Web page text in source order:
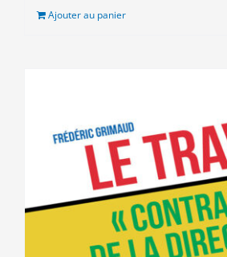
est :
Ajouter au panier